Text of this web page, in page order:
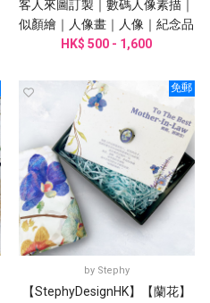
客人來圖訂製｜數碼人像素描｜
似顏繪｜人像畫｜人像｜紀念品
｜
HK$ 500 - 1,600
免郵
by Stephy
【StephyDesignHK】【蘭花】